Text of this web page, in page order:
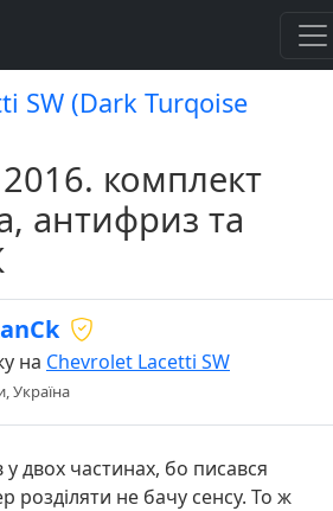
SW (Dark Turqoise
комплект
антифриз та
на Chevrolet Lacetti SW
Україна
двох частинах, бо писався
розділяти не бачу сенсу. То ж